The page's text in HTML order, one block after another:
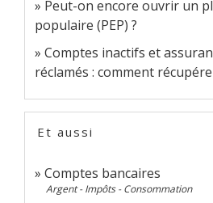
Peut-on encore ouvrir un
populaire (PEP) ?
Comptes inactifs et
réclamés : comment
Et aussi
Comptes bancaires
Argent - Impôts - Consommation